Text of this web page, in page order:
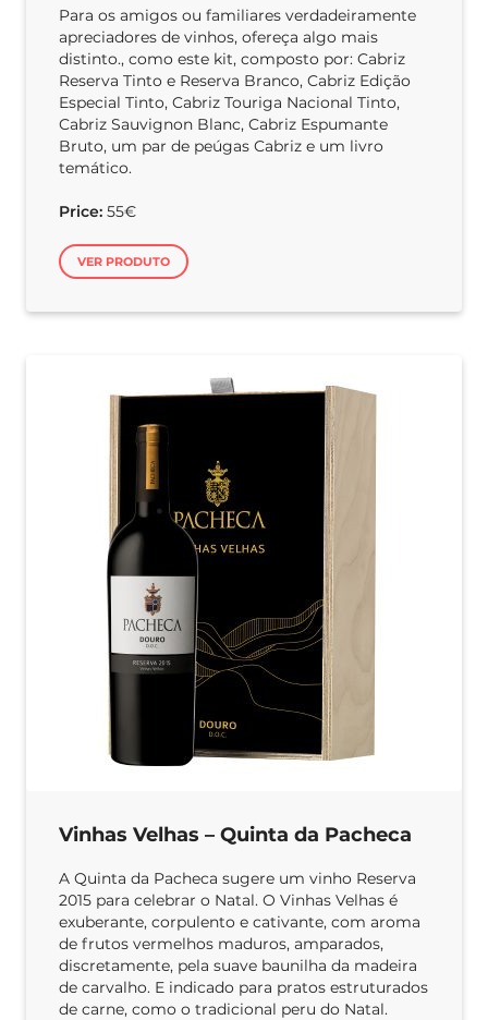
Para os amigos ou familiares verdadeiramente
apreciadores de vinhos, ofereça algo mais
distinto., como este kit, composto por: Cabriz
Reserva Tinto e Reserva Branco, Cabriz Edição
Especial Tinto, Cabriz Touriga Nacional Tinto,
Cabriz Sauvignon Blanc, Cabriz Espumante
Bruto, um par de peúgas Cabriz e um livro
temático.
Price: 55€
VER PRODUTO
Vinhas Velhas – Quinta da Pacheca
A Quinta da Pacheca sugere um vinho Reserva
2015 para celebrar o Natal. O Vinhas Velhas é
exuberante, corpulento e cativante, com aroma
de frutos vermelhos maduros, amparados,
discretamente, pela suave baunilha da madeira
de carvalho. E indicado para pratos estruturados
de carne, como o tradicional peru do Natal.